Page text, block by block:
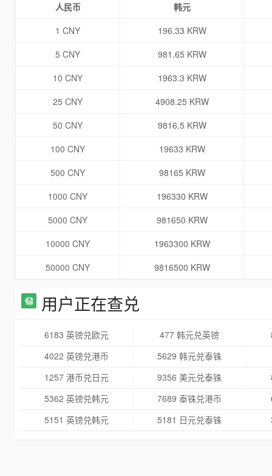
人民币
韩元
1 CNY
196.33 KRW
5 CNY
981.65 KRW
10 CNY
1963.3 KRW
25 CNY
4908.25 KRW
50 CNY
9816.5 KRW
100 CNY
19633 KRW
500 CNY
98165 KRW
1000 CNY
196330 KRW
5000 CNY
981650 KRW
10000 CNY
1963300 KRW
50000 CNY
9816500 KRW
用户正在查兑
6183 英镑兑欧元 477 韩元兑英镑
4022 英镑兑港币
5629 韩元兑泰铢
1257 港币兑日元
9356 美元兑泰铢
5362 英镑兑韩元
7689 泰铢兑港币
5151 英镑兑韩元
5181 日元兑泰铢